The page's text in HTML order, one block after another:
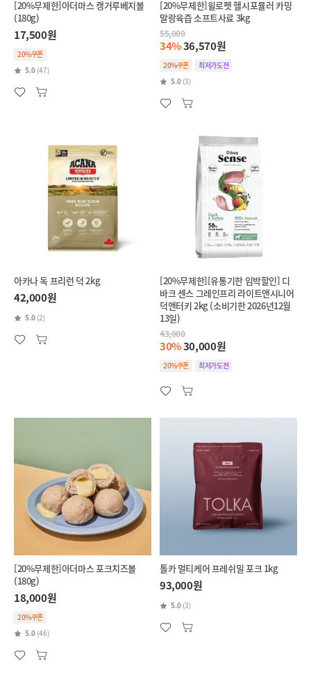
[20%무제한]아더마스 캥거루베지볼
(180g)
17,500원
20%쿠폰
5.0 (47)
[20%무제한]윌로펫 헬시포뮬러 카밍
말랑육즙 소프트사료 3kg
55,000
34%36,570원
20%쿠폰
최저가도전
5.0 (3)
아카나 독 프리런 덕 2kg
42,000원
5.0 (2)
[20%무제한][유통기한 임박할인] 디
바크 센스 그레인프리 라이트앤시니어
덕앤터키 2kg (소비기한 2026년12월
13일)
43,000
30%30,000원
20%쿠폰 최저가도전
[20%무제한]아더마스 포크치즈볼
(180g)
18,000원
20%쿠폰
5.0 (46)
톨카 멀티케어 프레쉬밀 포크 1kg
93,000원
5.0 (3)